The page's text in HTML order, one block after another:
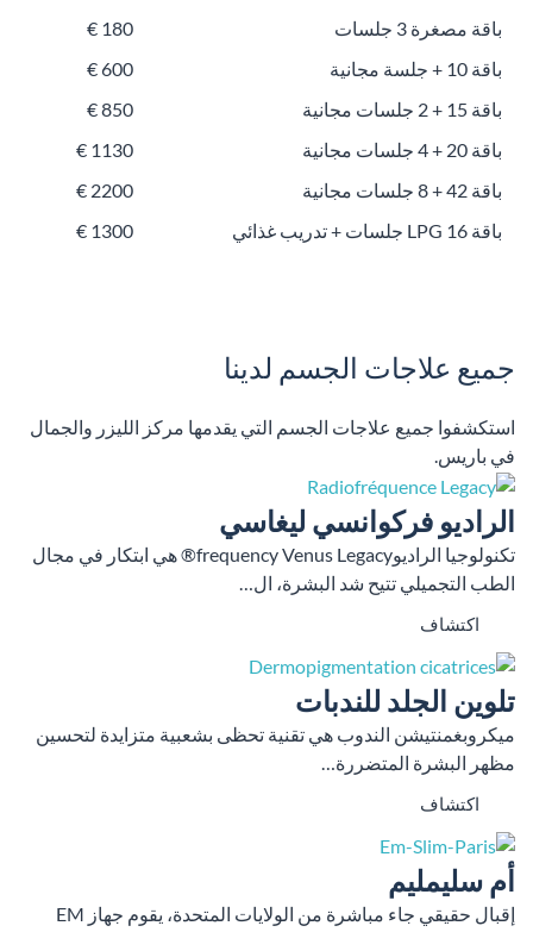
باقة مصغرة 3 جلسات
باقة 10 + جلسة مجانية
باقة 15 + 2 جلسات مجانية
باقة 20 + 4 جلسات مجانية
باقة 42 + 8 جلسات مجانية
باقة LPG 16 جلسات + تدريب غذائي
جميع علاجات الجسم لدينا
استكشفوا جميع علاجات الجسم التي يقدمها مركز الليزر والجمال
في باريس.
الراديو فركوانسي ليغاسي
تكنولوجيا الراديوfrequency Venus Legacy® هي ابتكار في مجال
الطب التجميلي تتيح شد البشرة، ال…
اكتشاف
تلوين الجلد للندبات
ميكروبغمنتیشن الندوب هي تقنية تحظى بشعبية متزايدة لتحسين
مظهر البشرة المتضررة…
اكتشاف
أم سليمليم
إقبال حقيقي جاء مباشرة من الولايات المتحدة، يقوم جهاز EM